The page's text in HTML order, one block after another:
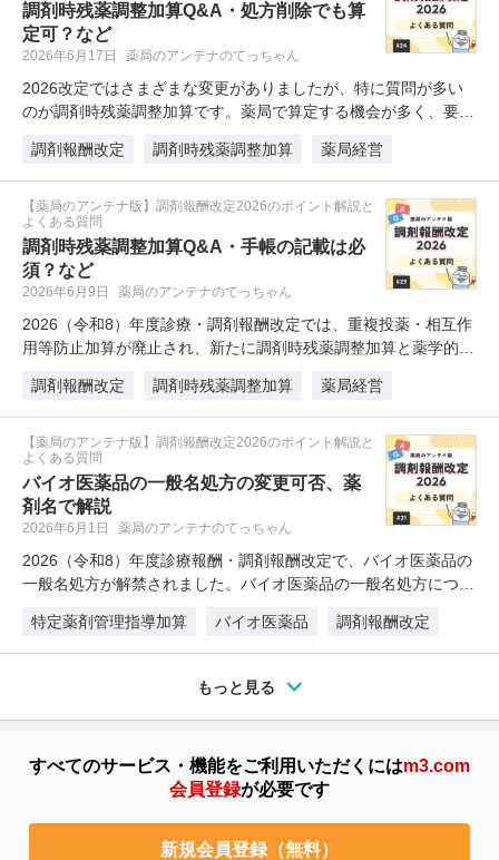
調剤時残薬調整加算Q&A・処方削除でも算
定可？など
2026年6月17日 薬局のアンテナのてっちゃん
2026改定ではさまざまな変更がありましたが、特に質問が多い
のが調剤時残薬調整加算です。薬局で算定する機会が多く、要件
調剤報酬改定
調剤時残薬調整加算 薬局経営
【薬局のアンテナ版】調剤報酬改定2026のポイント解説と
よくある質問
調剤時残薬調整加算Q&A・手帳の記載は必
須？など
2026年6月9日 薬局のアンテナのてっちゃん
2026（令和8）年度診療・調剤報酬改定では、重複投薬・相互作
用等防止加算が廃止され、新たに調剤時残薬調整加算と薬学的
調剤報酬改定
調剤時残薬調整加算 薬局経営
【薬局のアンテナ版】調剤報酬改定2026のポイント解説と
よくある質問
バイオ医薬品の一般名処方の変更可否、薬
剤名で解説
2026年6月1日 薬局のアンテナのてっちゃん
2026（令和8）年度診療報酬・調剤報酬改定で、バイオ医薬品の
一般名処方が解禁されました。バイオ医薬品の一般名処方につ
特定薬剤管理指導加算
バイオ医薬品 調剤報酬改定
もっと見る
すべてのサービス・機能をご利用いただくにはm3.com
会員登録が必要です
新規会員登録（無料）